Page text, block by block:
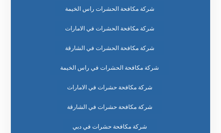
شركة مكافحة الحشرات راس الخيمة
شركة مكافحة الحشرات في الامارات
شركة مكافحة الحشرات في الشارقة
شركة مكافحة الحشرات في راس الخيمة
شركة مكافحة حشرات في الامارات
شركة مكافحة حشرات في الشارقة
شركة مكافحة حشرات في دبي